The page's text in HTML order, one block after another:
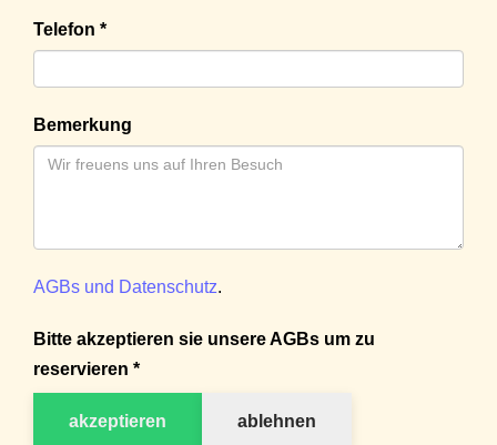
Telefon *
Bemerkung
AGBs und Datenschutz.
Bitte akzeptieren sie unsere AGBs um zu
reservieren *
akzeptieren ablehnen